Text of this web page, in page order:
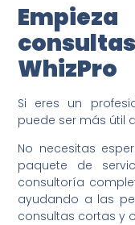
WhizPro
Si eres un
puede ser más útil
No necesitas
paquete de
consultoría
ayudando a las
consultas cortas y